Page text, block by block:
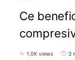
Ce
1.0K views 3